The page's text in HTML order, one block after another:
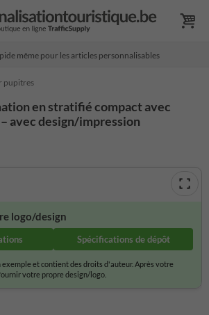
même pour les articles personnalisables
pupitres
en stratifié compact avec
avec design/impression
logo/design
Spécifications de dépôt
et contient des droits d'auteur. Après votre
votre propre design/logo.